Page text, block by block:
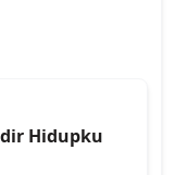
Hidupku